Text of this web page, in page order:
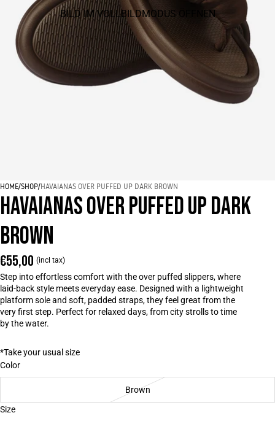
BILD IM VOLLBILDMODUS ÖFFNEN
HOME/SHOP/HAVAIANAS OVER PUFFED UP DARK BROWN
HAVAIANAS OVER PUFFED UP DARK
BROWN
€55,00 (incl tax)
Step into effortless comfort with the over puffed slippers, where
laid-back style meets everyday ease. Designed with a lightweight
platform sole and soft, padded straps, they feel great from the
very first step. Perfect for relaxed days, from city strolls to time
by the water.
*Take your usual size
Color
Brown
Size